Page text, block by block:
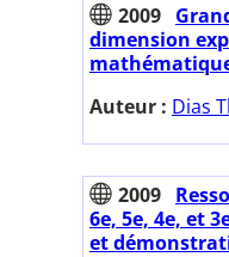
2009
dimension
Auteur : Dias
2009
6e, 5e, 4e, et
et